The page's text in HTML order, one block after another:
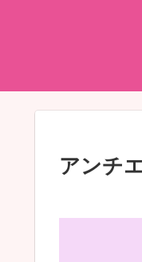
アンチ